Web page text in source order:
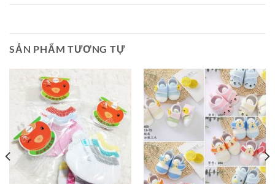
SẢN PHẨM TƯƠNG TỰ